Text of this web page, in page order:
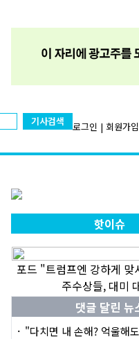
기사검색 로그인 | 회원가입
핫이슈
포드 "트럼프엔 강하게
주수상들, 대미
댓글 달린 뉴
"다치면 내 손해? 억울해